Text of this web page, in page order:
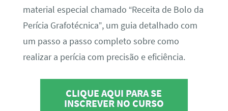
material especial chamado “Receita de Bolo da
Perícia Grafotécnica”, um guia detalhado com
um passo a passo completo sobre como
realizar a perícia com precisão e eficiência.
CLIQUE AQUI PARA SE
INSCREVER NO CURSO